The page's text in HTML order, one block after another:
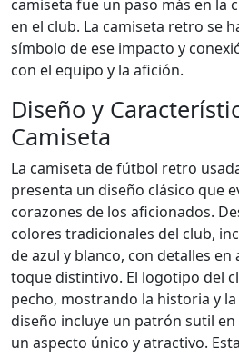
camiseta fue un paso más en la
en el club. La camiseta retro se
símbolo de ese impacto y
con el equipo y la afición.
Diseño y
Camiseta
La camiseta de fútbol retro
presenta un diseño clásico que
corazones de los aficionados.
colores tradicionales del club,
de azul y blanco, con detalles
toque distintivo. El logotipo del
pecho, mostrando la historia y
diseño incluye un patrón sutil
un aspecto único y atractivo.